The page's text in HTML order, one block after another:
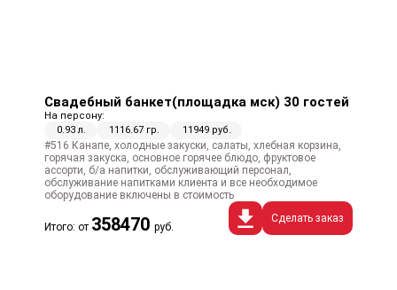
Свадебный банкет(площадка мск) 30 гостей
На персону:
0.93 л.
1116.67 гр. 11949 руб.
#516 Канапе, холодные закуски, салаты, хлебная корзина,
горячая закуска, основное горячее блюдо, фруктовое
ассорти, б/а напитки, обслуживающий персонал,
обслуживание напитками клиента и все необходимое
оборудование включены в стоимость
Итого: от 358470 руб.
Сделать заказ